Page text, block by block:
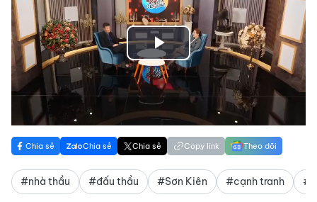
Play
Video
Chia sẻ Chia sẻ Chia sẻ Copy link Theo dõi
#nhà thầu #đấu thầu #Sơn Kiên #cạnh tranh